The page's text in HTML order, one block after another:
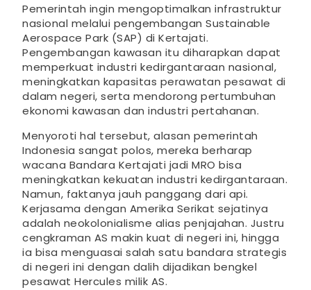
Pemerintah ingin mengoptimalkan infrastruktur
nasional melalui pengembangan Sustainable
Aerospace Park (SAP) di Kertajati.
Pengembangan kawasan itu diharapkan dapat
memperkuat industri kedirgantaraan nasional,
meningkatkan kapasitas perawatan pesawat di
dalam negeri, serta mendorong pertumbuhan
ekonomi kawasan dan industri pertahanan.
Menyoroti hal tersebut, alasan pemerintah
Indonesia sangat polos, mereka berharap
wacana Bandara Kertajati jadi MRO bisa
meningkatkan kekuatan industri kedirgantaraan.
Namun, faktanya jauh panggang dari api.
Kerjasama dengan Amerika Serikat sejatinya
adalah neokolonialisme alias penjajahan. Justru
cengkraman AS makin kuat di negeri ini, hingga
ia bisa menguasai salah satu bandara strategis
di negeri ini dengan dalih dijadikan bengkel
pesawat Hercules milik AS.